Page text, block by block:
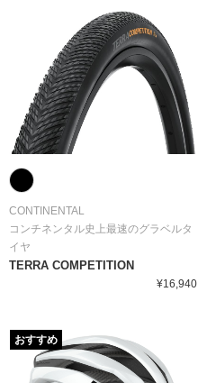
CONTINENTAL
コンチネンタル史上最速のグラベルタ
イヤ
TERRA COMPETITION
¥16,940
おすすめ